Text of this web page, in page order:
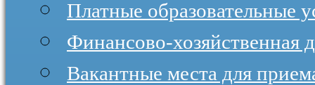
Платные образовательные
Финансово-хозяйственная
Вакантные места для